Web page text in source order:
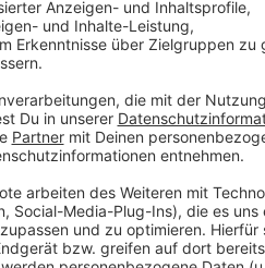
Viele kleine Dächer sind
Anzeige
Um für Kühle unterm Dach und
Flachdächer von Garagen,
Überschreitet die Dachneigung
nötig, die das Abrutschen der